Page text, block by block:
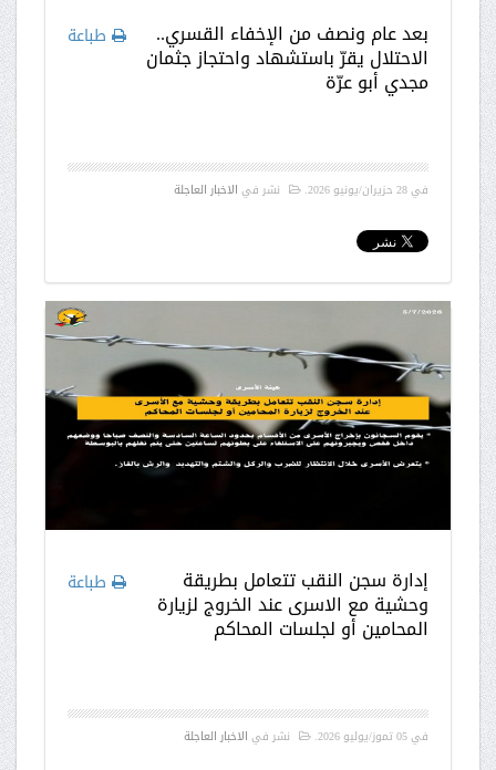
طباعة بعد عام ونصف من الإخفاء القسري..
الاحتلال يقرّ باستشهاد واحتجاز جثمان
مجدي أبو عرّة
في28 حزيران/يونيو 2026 . نشر في الاخبار العاجلة
طباعة إدارة سجن النقب تتعامل بطريقة
وحشية مع الاسرى عند الخروج لزيارة
المحامين أو لجلسات المحاكم
في05 تموز/يوليو 2026 . نشر في الاخبار العاجلة